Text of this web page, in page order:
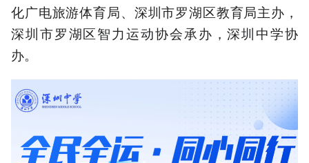
化广电旅游体育局、深圳市罗湖区教育局主办，
深圳市罗湖区智力运动协会承办，深圳中学协
办。